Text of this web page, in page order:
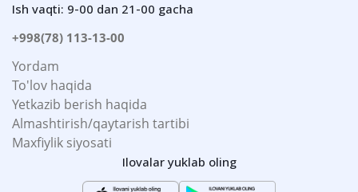
Ish vaqti: 9-00 dan 21-00 gacha
+998(78) 113-13-00
Yordam
To'lov haqida
Yetkazib berish haqida
Almashtirish/qaytarish tartibi
Maxfiylik siyosati
Ilovalar yuklab oling